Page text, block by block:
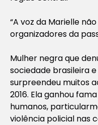
“A voz da Marielle
organizadores da
Mulher negra que
sociedade brasileira
surpreendeu muitos
2016. Ela ganhou
humanos,
violência policial nas